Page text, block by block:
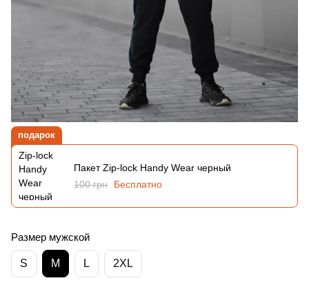
подарок
Пакет Zip-lock Handy Wear черный
100 грн
Бесплатно
Размер мужской
S M L 2XL